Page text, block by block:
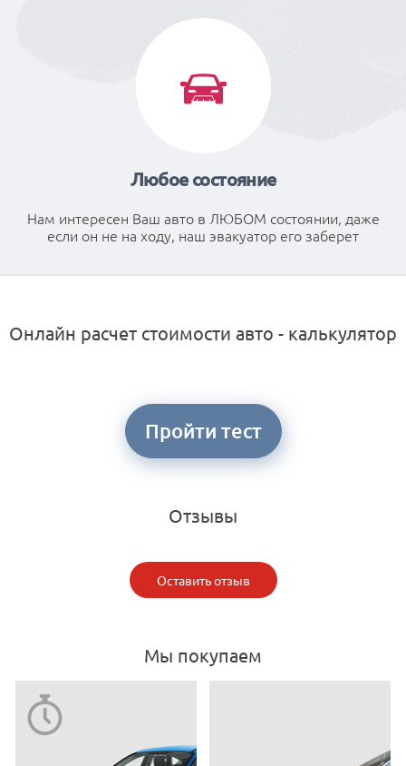
Любое состояние
Нам интересен Ваш авто в ЛЮБОМ состоянии, даже
если он не на ходу, наш эвакуатор его заберет
Онлайн расчет стоимости авто - калькулятор
Пройти тест
Отзывы
Оставить отзыв
Мы покупаем